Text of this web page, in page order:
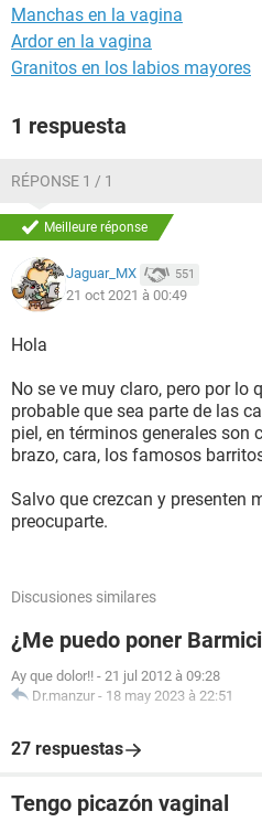
Manchas en la vagina
Ardor en la vagina
Granitos en los labios mayores
1 respuesta
RÉPONSE 1 / 1
Meilleure réponse
Jaguar_MX 551
21 oct 2021 à 00:49
Hola
No se ve muy claro, pero por lo
probable que sea parte de las
piel, en términos generales son
brazo, cara, los famosos
Salvo que crezcan y presenten
preocuparte.
Discusiones similares
¿Me puedo poner
Ay que dolor!! - 21 jul 2012 à 09:28
Dr.manzur - 18 may 2023 à 22:51
27 respuestas
Tengo picazón vaginal